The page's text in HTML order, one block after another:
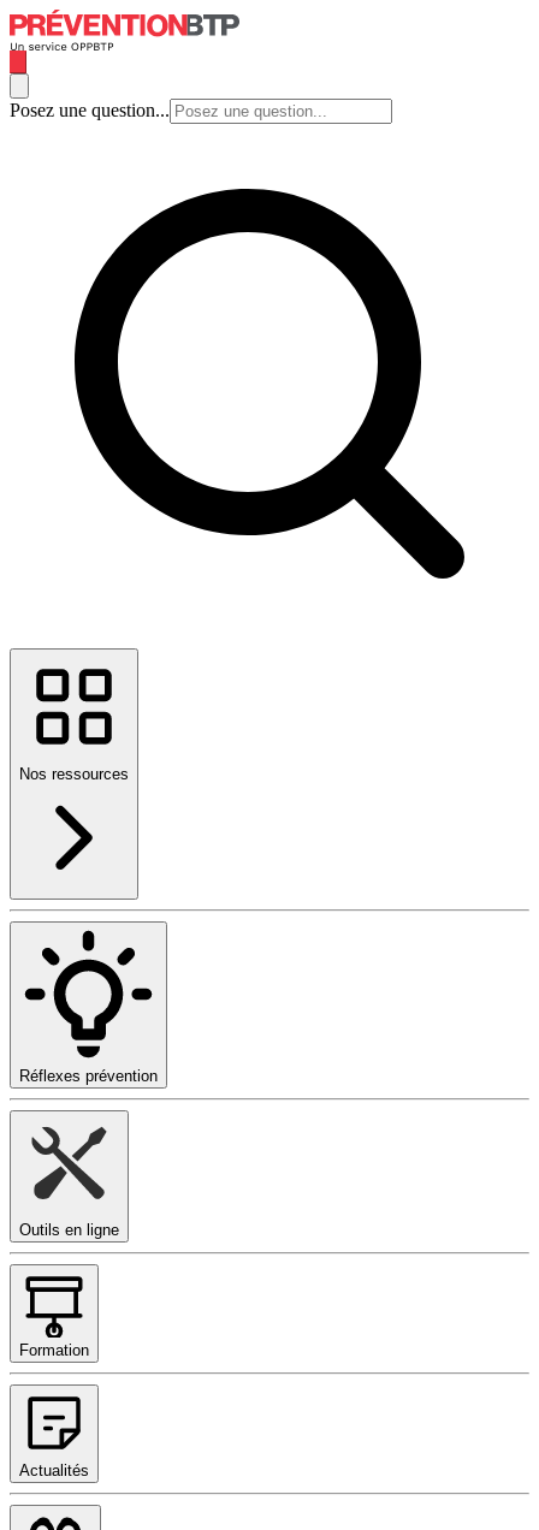
Posez une question...
Nos ressources
Réflexes prévention
Outils en ligne
Formation
Actualités